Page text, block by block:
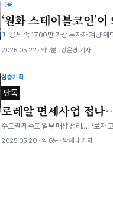
금융
‘원화 스테이블코인’
미 공세 속 1700만 가상 투자자 겨냥 제
2025.05.22 · 약 7분 · 강은경 기자
심층기획
단독
로레알 면세사업 접나
수도권·제주도 일부 매장 정리…근로자
2025.05.20 · 약 6분 · 박해나 기자